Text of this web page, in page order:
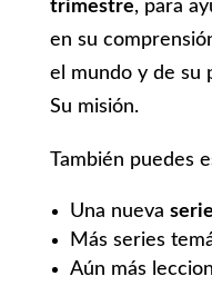
trimestre, para
en su
el mundo y de su
Su misión.
También puedes
Una nueva
Más series
Aún más